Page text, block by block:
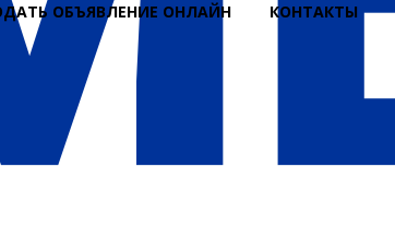
ОБЪЯВЛЕНИЕ ОНЛАЙН КОНТАКТЫ